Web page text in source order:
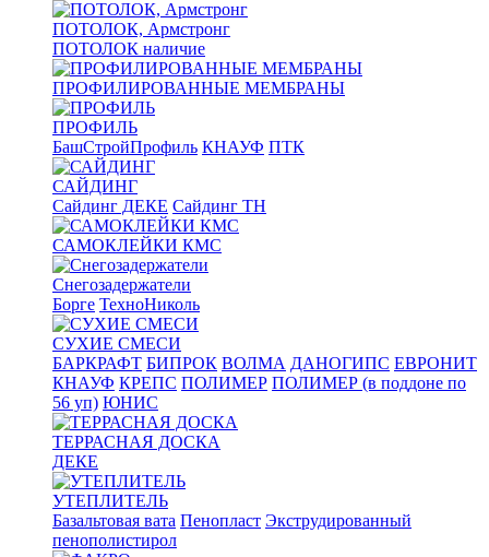
ПОТОЛОК, Армстронг
ПОТОЛОК наличие
ПРОФИЛИРОВАННЫЕ МЕМБРАНЫ
ПРОФИЛЬ
БашСтройПрофиль КНАУФ ПТК
САЙДИНГ
Сайдинг ДЕКЕ Сайдинг ТН
САМОКЛЕЙКИ КМС
Снегозадержатели
Борге ТехноНиколь
СУХИЕ СМЕСИ
БАРКРАФТ БИПРОК ВОЛМА ДАНОГИПС ЕВРОНИТ
КНАУФ КРЕПС ПОЛИМЕР ПОЛИМЕР (в поддоне по
56 уп) ЮНИС
ТЕРРАСНАЯ ДОСКА
ДЕКЕ
УТЕПЛИТЕЛЬ
Базальтовая вата Пенопласт Экструдированный
пенополистирол